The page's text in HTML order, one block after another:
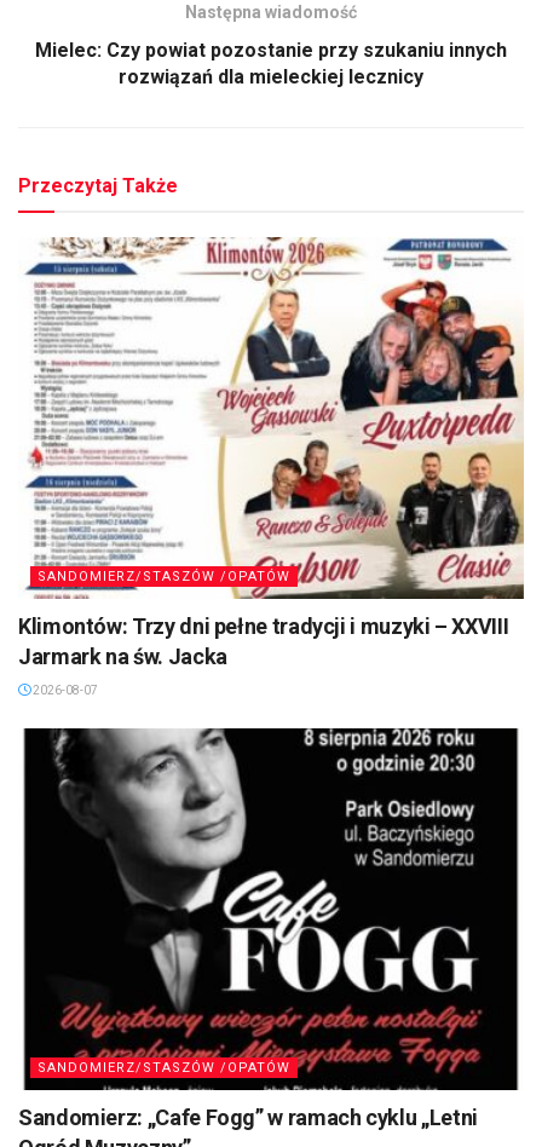
Następna wiadomość
Mielec: Czy powiat pozostanie przy szukaniu innych
rozwiązań dla mieleckiej lecznicy
Przeczytaj Także
SANDOMIERZ/STASZÓW /OPATÓW
Klimontów: Trzy dni pełne tradycji i muzyki – XXVIII
Jarmark na św. Jacka
2026-08-07
SANDOMIERZ/STASZÓW /OPATÓW
Sandomierz: „Cafe Fogg” w ramach cyklu „Letni